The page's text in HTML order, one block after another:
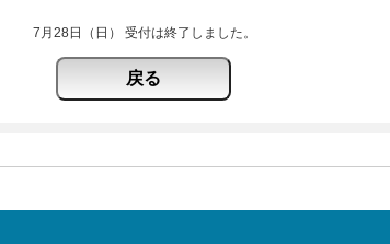
7月28日（日） 受付は終了しました。